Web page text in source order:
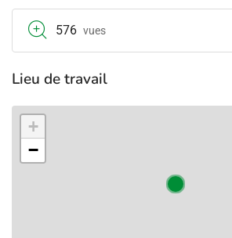
576 vues
Lieu de travail
+
−